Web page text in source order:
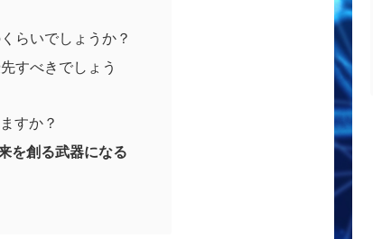
らいでしょうか？
すべきでしょう
すか？
を創る武器になる